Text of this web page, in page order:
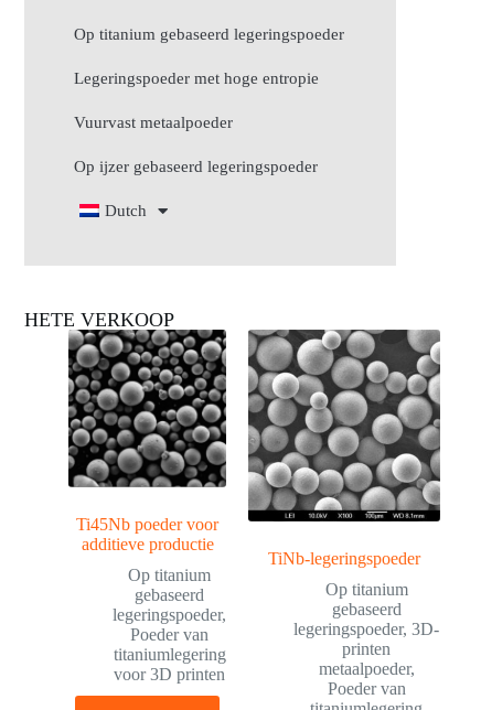
Op titanium gebaseerd legeringspoeder
Legeringspoeder met hoge entropie
Vuurvast metaalpoeder
Op ijzer gebaseerd legeringspoeder
Dutch
HETE VERKOOP
Ti45Nb poeder voor
additieve productie
Op titanium
gebaseerd
legeringspoeder,
Poeder van
titaniumlegering
voor 3D printen
TiNb-legeringspoeder
Op titanium
gebaseerd
legeringspoeder,3D-
printen
metaalpoeder,
Poeder van